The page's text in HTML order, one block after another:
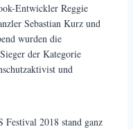
Entwickler Reggie
Sebastian Kurz und
wurden die
der Kategorie
und
2018 stand ganz